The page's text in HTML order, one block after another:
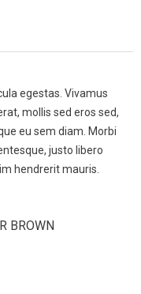
egestas. Vivamus
mollis sed eros sed,
eu sem diam. Morbi
justo libero
hendrerit mauris.
BROWN